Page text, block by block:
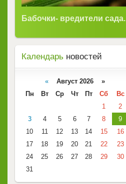
Бабочки- вредители сада.
Календарь новостей
« Август 2026 »
Пн
Вт Ср Чт Пт Сб
Вс
1
2
3
4 5 6 7 8
9
10
11 12 13 14 15
16
17
18 19 20 21 22
23
24
25 26 27 28 29
30
31